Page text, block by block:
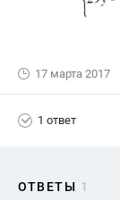
17 марта 2017
1 ответ
ОТВЕТЫ 1